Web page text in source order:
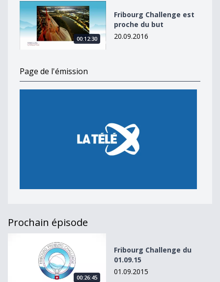
Fribourg Challenge est proche du but
00:12:30
Fribourg Challenge est
proche du but
20.09.2016
Page de l'émission
Prochain épisode
00:26:45
Fribourg Challenge du
01.09.15
01.09.2015